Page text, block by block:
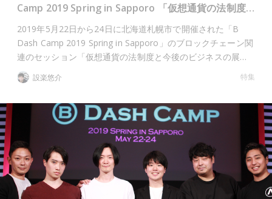
Camp 2019 Spring in Sapporo 「仮想通貨の法制度…
2019年5月22日から24日に北海道札幌市で開催された「B
Dash Camp 2019 Spring in Sapporo」のブロックチェーン関
連のセッション「仮想通貨の法制度と今後のビジネスの展…
設楽悠介 特集